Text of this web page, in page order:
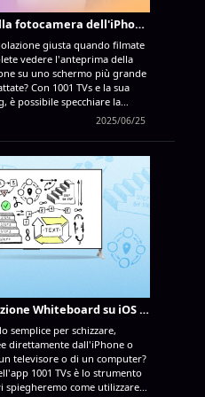
Guida al mirroring della fotocamera dell'iPhone｜Utilizzare 1001 TVs per l'anteprima in tempo reale
giusta quando filmate
vedere l'anteprima della
su uno schermo più grande
Con 1001 TVs e la sua
è possibile specchiare la
reale su un altro
sempre lo scatto
è attualmente disponibile solo
Android è in arrivo.
Scarica
Mirroring? Camera
il feed live della
display più grande, senza
riprendendo da soli o
potete vedere l'anteprima
un laptop o un tablet
2025/06/25
Come utilizzare la funzione Whiteboard su iOS e riprodurla su TV o PC
semplice per schizzare,
direttamente dall'iPhone o
televisore o di un computer?
1001 TVs è lo strumento
come utilizzare